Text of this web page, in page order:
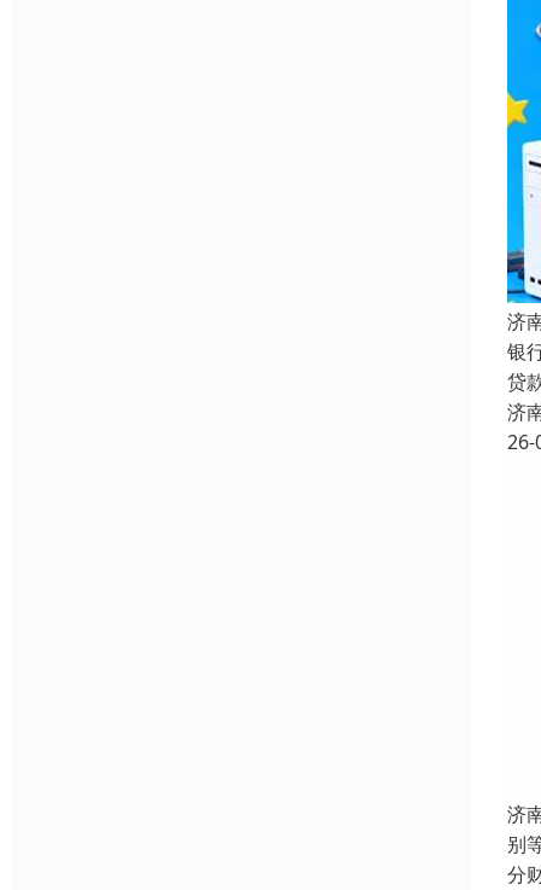
济
银
贷
济
26-
济
别
分